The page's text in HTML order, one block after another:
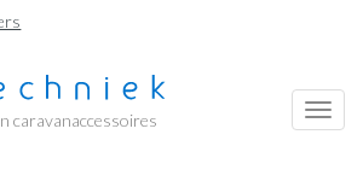
caravanaccessoires